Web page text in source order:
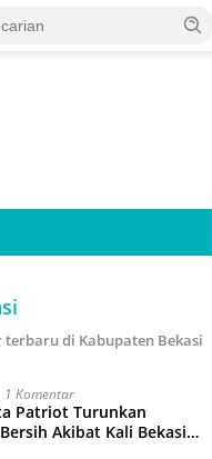
di Kabupaten Bekasi
1 Komentar
Patriot Turunkan
Akibat Kali Bekasi